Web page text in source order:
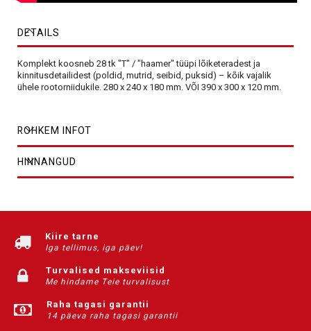
DETAILS
Komplekt koosneb 28 tk "T" / "haamer" tüüpi lõiketeradest ja
kinnitusdetailidest (poldid, mutrid, seibid, puksid) – kõik vajalik
ühele rootorniidukile. 280 x 240 x 180 mm. VÕI 390 x 300 x 120 mm.
ROHKEM INFOT
HINNANGUD
Kiire tarne
Iga tellimus, iga päev!
Turvalised makseviisid
Me hindame Teie turvalisust
Raha tagasi garantii
14 päeva raha tagasi garantii